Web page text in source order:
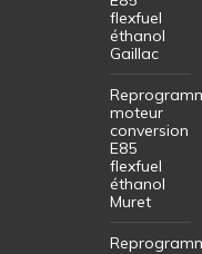
flexfuel
éthanol
Gaillac
moteur
conversion
E85
flexfuel
éthanol
Muret